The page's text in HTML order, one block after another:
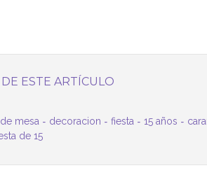
DE ESTE ARTÍCULO
mesa - decoracion - fiesta - 15 años -
de 15